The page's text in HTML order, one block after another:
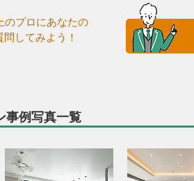
のプロにあなたの
してみよう！
事例写真一覧